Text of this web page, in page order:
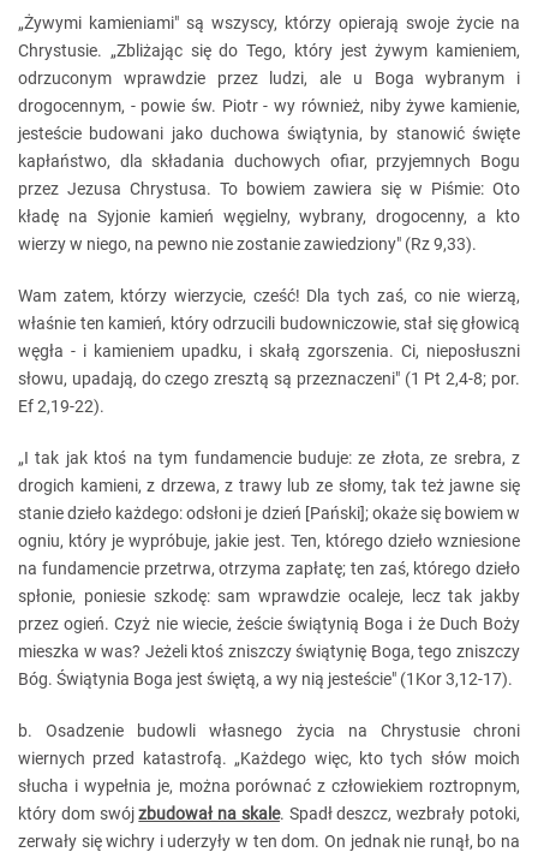
„Żywymi kamieniami" są wszyscy, którzy opierają swoje życie na
Chrystusie. „Zbliżając się do Tego, który jest żywym kamieniem,
odrzuconym wprawdzie przez ludzi, ale u Boga wybranym i
drogocennym, - powie św. Piotr - wy również, niby żywe kamienie,
jesteście budowani jako duchowa świątynia, by stanowić święte
kapłaństwo, dla składania duchowych ofiar, przyjemnych Bogu
przez Jezusa Chrystusa. To bowiem zawiera się w Piśmie: Oto
kładę na Syjonie kamień węgielny, wybrany, drogocenny, a kto
wierzy w niego, na pewno nie zostanie zawiedziony" (Rz 9,33).
Wam zatem, którzy wierzycie, cześć! Dla tych zaś, co nie wierzą,
właśnie ten kamień, który odrzucili budowniczowie, stał się głowicą
węgła - i kamieniem upadku, i skałą zgorszenia. Ci, nieposłuszni
słowu, upadają, do czego zresztą są przeznaczeni" (1 Pt 2,4-8; por.
Ef 2,19-22).
„I tak jak ktoś na tym fundamencie buduje: ze złota, ze srebra, z
drogich kamieni, z drzewa, z trawy lub ze słomy, tak też jawne się
stanie dzieło każdego: odsłoni je dzień [Pański]; okaże się bowiem w
ogniu, który je wypróbuje, jakie jest. Ten, którego dzieło wzniesione
na fundamencie przetrwa, otrzyma zapłatę; ten zaś, którego dzieło
spłonie, poniesie szkodę: sam wprawdzie ocaleje, lecz tak jakby
przez ogień. Czyż nie wiecie, żeście świątynią Boga i że Duch Boży
mieszka w was? Jeżeli ktoś zniszczy świątynię Boga, tego zniszczy
Bóg. Świątynia Boga jest świętą, a wy nią jesteście" (1Kor 3,12-17).
b. Osadzenie budowli własnego życia na Chrystusie chroni
wiernych przed katastrofą. „Każdego więc, kto tych słów moich
słucha i wypełnia je, można porównać z człowiekiem roztropnym,
który dom swójzbudował na skale. Spadł deszcz, wezbrały potoki,
zerwały się wichry i uderzyły w ten dom. On jednak nie runął, bo na